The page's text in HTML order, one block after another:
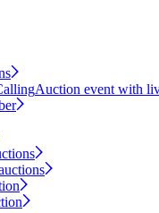
Auction event with